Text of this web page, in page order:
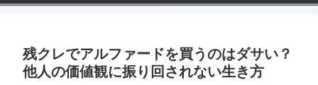
残クレでアルファードを買うのはダサい？
他人の価値観に振り回されない生き方